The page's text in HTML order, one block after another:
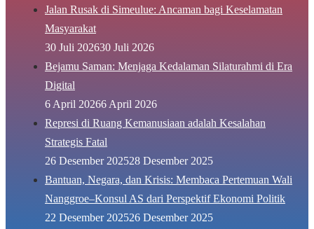
Jalan Rusak di Simeulue: Ancaman bagi Keselamatan
Masyarakat
30 Juli 202630 Juli 2026
Bejamu Saman: Menjaga Kedalaman Silaturahmi di Era
Digital
6 April 20266 April 2026
Represi di Ruang Kemanusiaan adalah Kesalahan
Strategis Fatal
26 Desember 202528 Desember 2025
Bantuan, Negara, dan Krisis: Membaca Pertemuan Wali
Nanggroe–Konsul AS dari Perspektif Ekonomi Politik
22 Desember 202526 Desember 2025